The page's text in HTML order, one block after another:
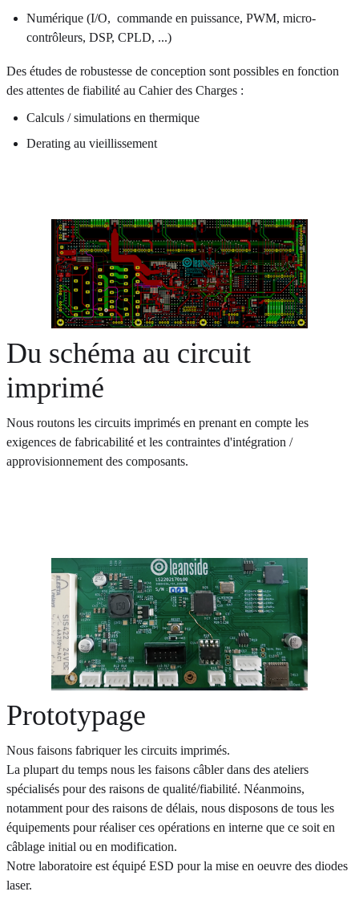
Numérique (I/O, commande en puissance, PWM, micro-
contrôleurs, DSP, CPLD, ...)
Des études de robustesse de conception sont possibles en fonction
des attentes de fiabilité au Cahier des Charges :
Calculs / simulations en thermique
Derating au vieillissement
Du schéma au circuit
imprimé
Nous routons les circuits imprimés en prenant en compte les
exigences de fabricabilité et les contraintes d'intégration /
approvisionnement des composants.
Prototypage
Nous faisons fabriquer les circuits imprimés.
La plupart du temps nous les faisons câbler dans des ateliers
spécialisés pour des raisons de qualité/fiabilité. Néanmoins,
notamment pour des raisons de délais, nous disposons de tous les
équipements pour réaliser ces opérations en interne que ce soit en
câblage initial ou en modification.
Notre laboratoire est équipé ESD pour la mise en oeuvre des diodes
laser.